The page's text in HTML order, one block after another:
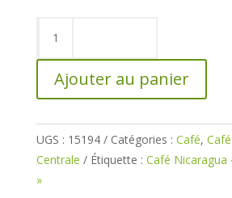
Nicaragua
Flores
del
Café
»
Ajouter au panier
UGS : 15194 Catégories : Café,
Centrale
Étiquette : Café Nicaragua
»